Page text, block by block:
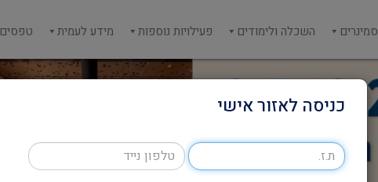
סמינרים השכלה ולימודים פעילויות נוספות מידע לעמית טפסים
כניסה לאזור אישי